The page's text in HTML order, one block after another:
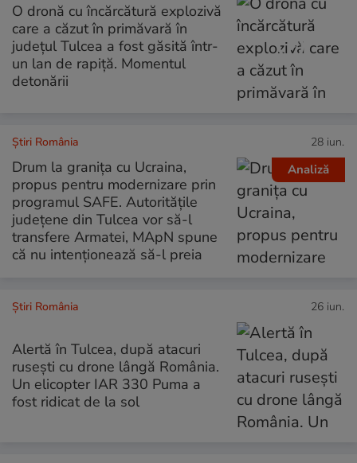
O dronă cu încărcătură explozivă
care a căzut în primăvară în
județul Tulcea a fost găsită într-
un lan de rapiță. Momentul
detonării
Analiză
Știri România 28 iun.
Drum la granița cu Ucraina,
propus pentru modernizare prin
programul SAFE. Autoritățile
județene din Tulcea vor să-l
transfere Armatei, MApN spune
că nu intenționează să-l preia
Știri România 26 iun.
Alertă în Tulcea, după atacuri
rusești cu drone lângă România.
Un elicopter IAR 330 Puma a
fost ridicat de la sol